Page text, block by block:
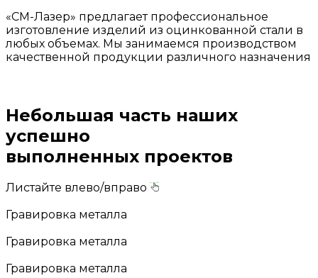
«СМ-Лазер» предлагает профессиональное
изготовление изделий из оцинкованной стали в
любых объемах. Мы занимаемся производством
качественной продукции различного назначения
Небольшая часть наших
успешно
выполненных проектов
Листайте влево/вправо
Гравировка металла
Гравировка металла
Гравировка металла